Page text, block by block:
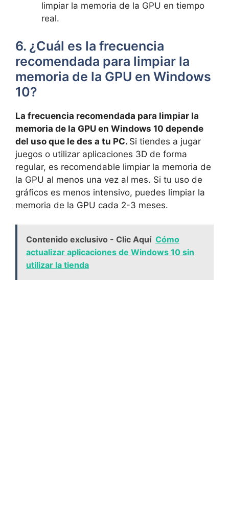
limpiar la memoria de la GPU en tiempo
real.
6. ¿Cuál es la‍ frecuencia
recomendada​ para ‍limpiar ‍la
memoria de⁢ la GPU en Windows
10?
La frecuencia recomendada para limpiar ‌la
memoria de la ⁤GPU en Windows 10 depende
del uso que ⁢le ‌des a tu‍ PC. Si tiendes a jugar
juegos o​ utilizar aplicaciones 3D de forma
regular, es ⁤recomendable limpiar la memoria ‍de
la GPU ‍al ⁣menos una vez al ‍mes. Si tu ⁣uso de
⁣gráficos es‌ menos ⁤intensivo,⁢ puedes limpiar la
memoria ⁣de la GPU cada 2-3 meses.
Contenido exclusivo - Clic Aquí Cómo
actualizar aplicaciones de Windows 10 sin
utilizar la tienda